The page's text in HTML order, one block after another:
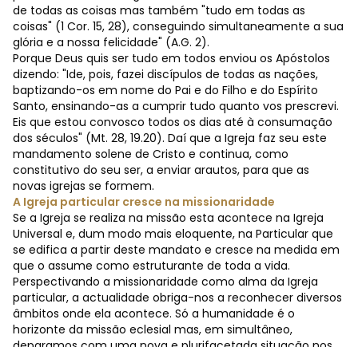
de todas as coisas mas também "tudo em todas as
coisas" (1 Cor. 15, 28), conseguindo simultaneamente a sua
glória e a nossa felicidade" (A.G. 2).
Porque Deus quis ser tudo em todos enviou os Apóstolos
dizendo: "Ide, pois, fazei discípulos de todas as nações,
baptizando-os em nome do Pai e do Filho e do Espírito
Santo, ensinando-as a cumprir tudo quanto vos prescrevi.
Eis que estou convosco todos os dias até à consumação
dos séculos" (Mt. 28, 19.20). Daí que a Igreja faz seu este
mandamento solene de Cristo e continua, como
constitutivo do seu ser, a enviar arautos, para que as
novas igrejas se formem.
A Igreja particular cresce na missionaridade
Se a Igreja se realiza na missão esta acontece na Igreja
Universal e, dum modo mais eloquente, na Particular que
se edifica a partir deste mandato e cresce na medida em
que o assume como estruturante de toda a vida.
Perspectivando a missionaridade como alma da Igreja
particular, a actualidade obriga-nos a reconhecer diversos
âmbitos onde ela acontece. Só a humanidade é o
horizonte da missão eclesial mas, em simultâneo,